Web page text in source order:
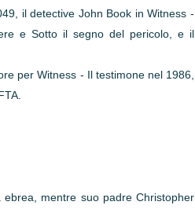
il detective John Book in Witness -
e Sotto il segno del pericolo, e il
per Witness - Il testimone nel 1986,
mentre suo padre Christopher